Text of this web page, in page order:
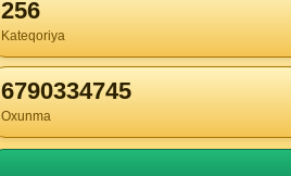
256
Kateqoriya
6790334745
Oxunma